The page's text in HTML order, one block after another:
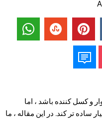
و کسل کننده باشد ، اما
ساده تر کند. در این مقاله ، ما